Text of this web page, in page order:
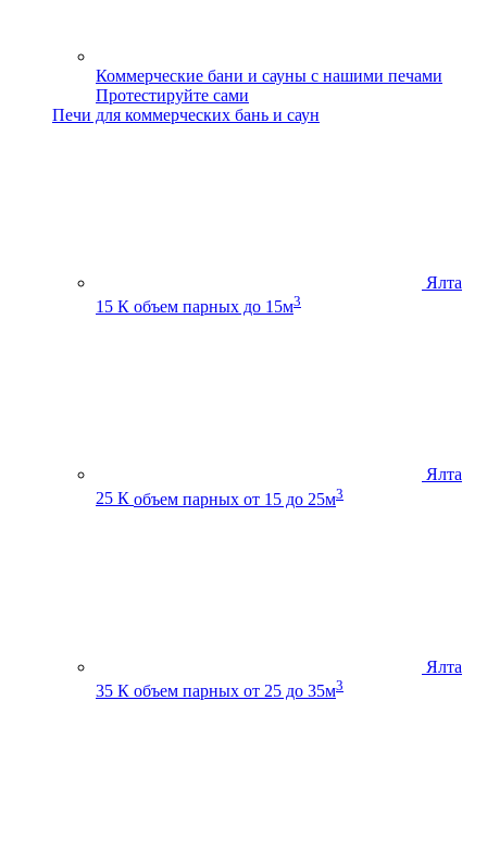
Коммерческие бани и сауны с нашими печами
Протестируйте сами
Печи для коммерческих бань и саун
Ялта
15 К объем парных до 15м3
Ялта
25 К объем парных от 15 до 25м3
Ялта
35 К объем парных от 25 до 35м3